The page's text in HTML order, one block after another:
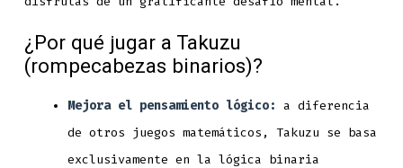
¿Por qué jugar a Takuzu
(rompecabezas binarios)?
Mejora el pensamiento lógico: a diferencia
de otros juegos matemáticos, Takuzu se basa
exclusivamente en la lógica binaria